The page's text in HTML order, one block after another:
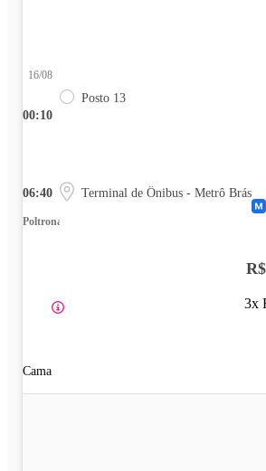
00:10
16/08
Posto 13
06:40 Terminal de Ônibus - Metrô Brás
Poltrona
Cama
3x